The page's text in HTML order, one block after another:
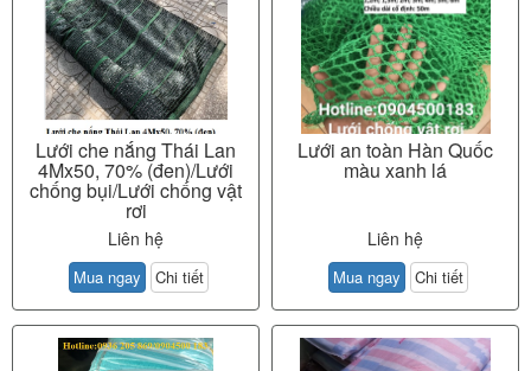
Lưới che nắng Thái Lan
4Mx50, 70% (đen)/Lưới
chống bụi/Lưới chống vật
rơi
Liên hệ
Mua ngay Chi tiết
Lưới an toàn Hàn Quốc
màu xanh lá
Liên hệ
Mua ngay Chi tiết